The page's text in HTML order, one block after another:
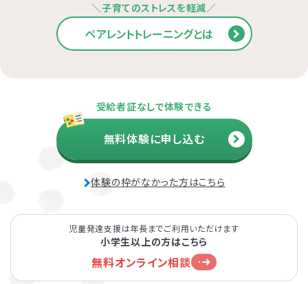
＼子育てのストレスを軽減／
ペアレントトレーニングとは
受給者証なしで体験できる
無料体験に申し込む
体験の枠がなかった方はこちら
児童発達支援は年長までご利用いただけます
小学生以上の方はこちら
無料オンライン相談